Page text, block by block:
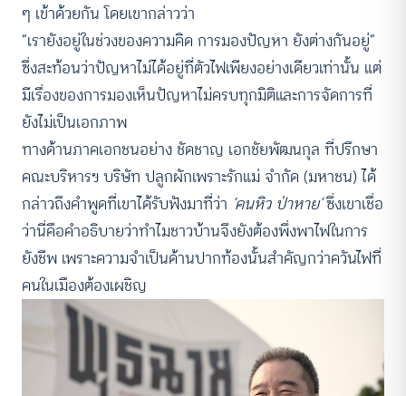
ๆ เข้าด้วยกัน โดยเขากล่าวว่า
“เรายังอยู่ในช่วงของความคิด การมองปัญหา ยังต่างกันอยู่”
ซึ่งสะท้อนว่าปัญหาไม่ได้อยู่ที่ตัวไฟเพียงอย่างเดียวเท่านั้น แต่
มีเรื่องของการมองเห็นปัญหาไม่ครบทุกมิติและการจัดการที่
ยังไม่เป็นเอกภาพ
ทางด้านภาคเอกชนอย่าง ชัดชาญ เอกชัยพัฒนกุล ที่ปรึกษา
คณะบริหารฯ บริษัท ปลูกผักเพราะรักแม่ จำกัด (มหาชน) ได้
กล่าวถึงคำพูดที่เขาได้รับฟังมาที่ว่า ‘คนหิว ป่าหาย’ซึ่งเขาเชื่อ
ว่านี่คือคำอธิบายว่าทำไมชาวบ้านจึงยังต้องพึ่งพาไฟในการ
ยังชีพ เพราะความจำเป็นด้านปากท้องนั้นสำคัญกว่าควันไฟที่
คนในเมืองต้องเผชิญ